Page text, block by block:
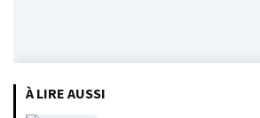
À LIRE AUSSI